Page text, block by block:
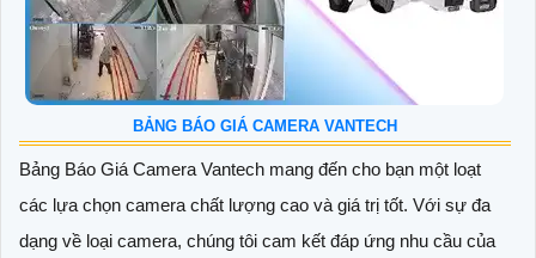
BẢNG BÁO GIÁ CAMERA VANTECH
Bảng Báo Giá Camera Vantech mang đến cho bạn một loạt
các lựa chọn camera chất lượng cao và giá trị tốt. Với sự đa
dạng về loại camera, chúng tôi cam kết đáp ứng nhu cầu của